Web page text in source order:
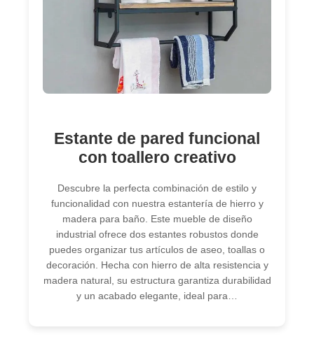
Estante de pared funcional
con toallero creativo
Descubre la perfecta combinación de estilo y
funcionalidad con nuestra estantería de hierro y
madera para baño. Este mueble de diseño
industrial ofrece dos estantes robustos donde
puedes organizar tus artículos de aseo, toallas o
decoración. Hecha con hierro de alta resistencia y
madera natural, su estructura garantiza durabilidad
y un acabado elegante, ideal para…